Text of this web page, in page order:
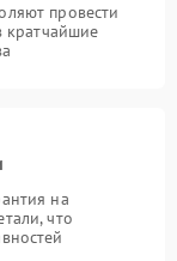
провести
кратчайшие
на
что